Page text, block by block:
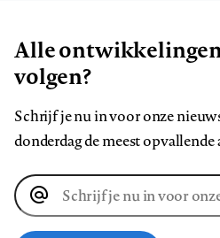
Alle
volgen?
Schrijf je nu in voor onze
donderdag de meest
E-
mailadres